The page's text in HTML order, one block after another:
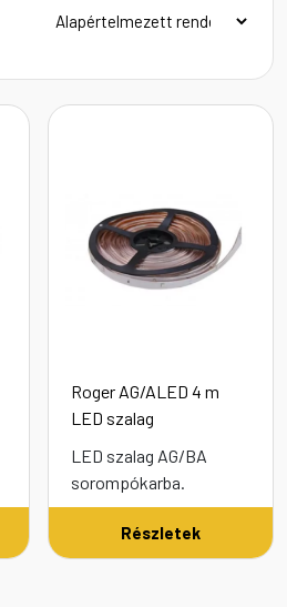
Roger AG/ALED 4 m
LED szalag
LED szalag AG/BA
sorompókarba.
Részletek